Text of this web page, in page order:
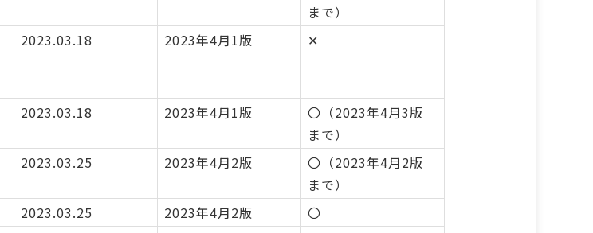
まで）
2023.03.18 2023年4月1版 ✕
2023.03.18 2023年4月1版
〇（2023年4月3版
まで）
2023.03.25 2023年4月2版
〇（2023年4月2版
まで）
2023.03.25 2023年4月2版
〇